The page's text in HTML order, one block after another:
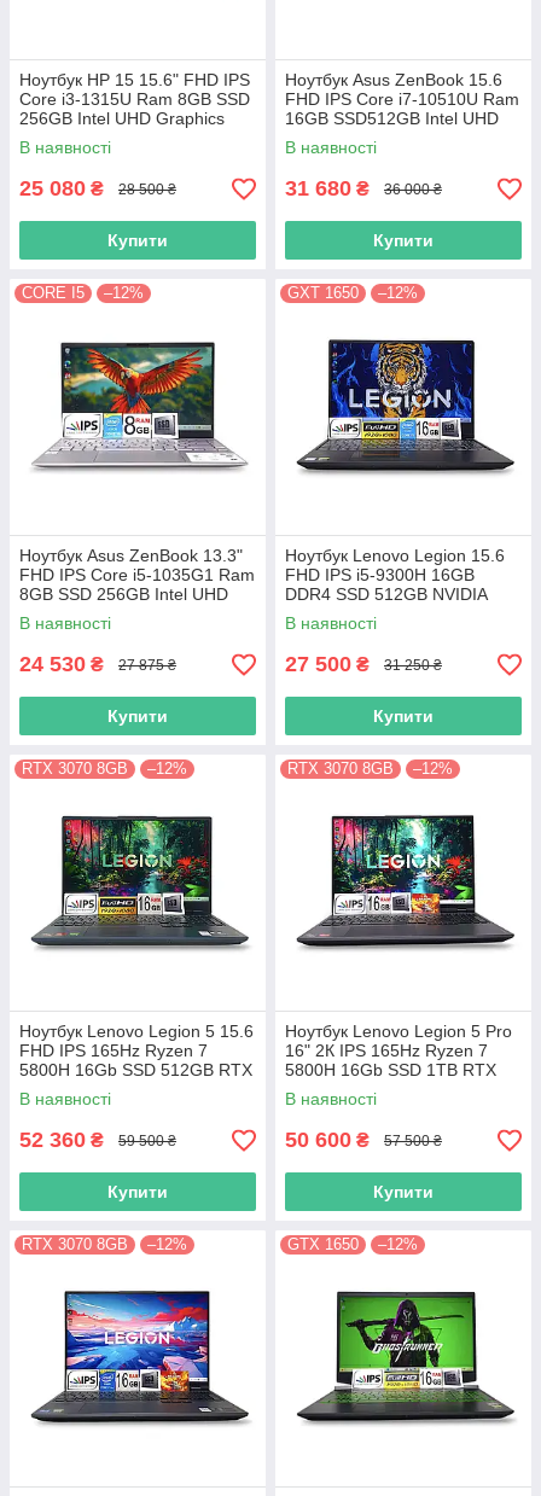
Ноутбук HP 15 15.6" FHD IPS
Сore i3-1315U Ram 8GB SSD
256GB Intel UHD Graphics
В наявності
25 080 ₴ 28 500 ₴
Купити
Ноутбук Asus ZenBook 15.6
FHD IPS Core i7-10510U Ram
16GB SSD512GB Intel UHD
Graphics
В наявності
31 680 ₴ 36 000 ₴
Купити
CORE I5 –12%
Ноутбук Asus ZenBook 13.3"
FHD IPS Core i5-1035G1 Ram
8GB SSD 256GB Intel UHD
Graphics
В наявності
24 530 ₴ 27 875 ₴
Купити
GXT 1650 –12%
Ноутбук Lenovo Legion 15.6
FHD IPS i5-9300H 16GB
DDR4 SSD 512GB NVIDIA
GTX1650
В наявності
27 500 ₴ 31 250 ₴
Купити
RTX 3070 8GB –12%
Ноутбук Lenovo Legion 5 15.6
FHD IPS 165Hz Ryzen 7
5800H 16Gb SSD 512GB RTX
3070 8GB
В наявності
52 360 ₴ 59 500 ₴
Купити
RTX 3070 8GB –12%
Ноутбук Lenovo Legion 5 Pro
16" 2К IPS 165Hz Ryzen 7
5800H 16Gb SSD 1TB RTX
3070 8GB
В наявності
50 600 ₴ 57 500 ₴
Купити
RTX 3070 8GB –12% GTX 1650 –12%